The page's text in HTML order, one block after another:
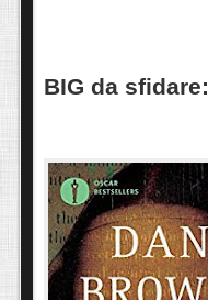
BIG da sfidare: